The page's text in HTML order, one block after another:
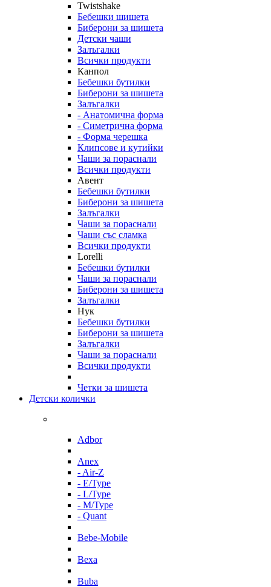
Twistshake
Бебешки шишета
Биберони за шишета
Детски чаши
Залъгалки
Всички продукти
Канпол
Бебешки бутилки
Биберони за шишета
Залъгалки
- Анатомична форма
- Симетрична форма
- Форма черешка
Клипсове и кутийки
Чаши за пораснали
Всички продукти
Авент
Бебешки бутилки
Биберони за шишета
Залъгалки
Чаши за пораснали
Чаши със сламка
Всички продукти
Lorelli
Бебешки бутилки
Чаши за пораснали
Биберони за шишета
Залъгалки
Нук
Бебешки бутилки
Биберони за шишета
Залъгалки
Чаши за пораснали
Всички продукти
Четки за шишета
Детски колички
Adbor
Anex
- Air-Z
- E/Type
- L/Type
- M/Type
- Quant
Bebe-Mobile
Bexa
Buba